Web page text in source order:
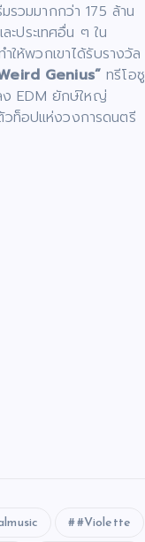
วมมากกว่า 175 ล้าน
ประเทศอื่น ๆ ใน
ให้พวกเขาได้รับรางวัล
Genius” ทรีโอซู
ง EDM ยักษ์ใหญ่
ท็อปแห่งวงการดนตรี
#Violette